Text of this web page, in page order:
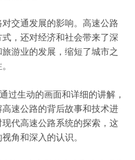
交通发展的影响。高速公路
，还对经济和社会带来了深
游业的发展，缩短了城市之
过生动的画面和详细的讲解，
速公路的背后故事和技术进
代高速公路系统的探索，这
角和深入的认识。